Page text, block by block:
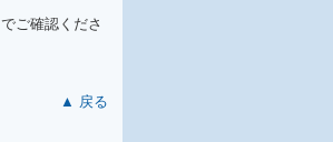
でご確認くださ
▲ 戻る